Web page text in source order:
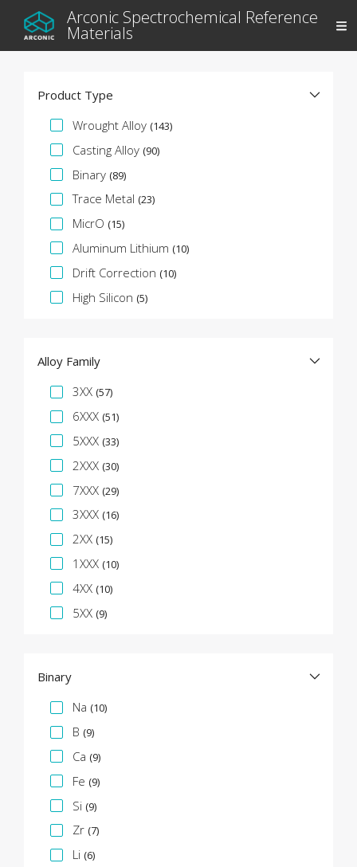
Arconic Spectrochemical Reference
Materials
Product Type
Specifikációs fazetta
Wrought Alloy (143)
Casting Alloy (90)
Binary (89)
Trace Metal (23)
MicrO (15)
Aluminum Lithium (10)
Drift Correction (10)
High Silicon (5)
Alloy Family
Specifikációs fazetta
3XX (57)
6XXX (51)
5XXX (33)
2XXX (30)
7XXX (29)
3XXX (16)
2XX (15)
1XXX (10)
4XX (10)
5XX (9)
Binary
Specifikációs fazetta
Na (10)
B (9)
Ca (9)
Fe (9)
Si (9)
Zr (7)
Li (6)